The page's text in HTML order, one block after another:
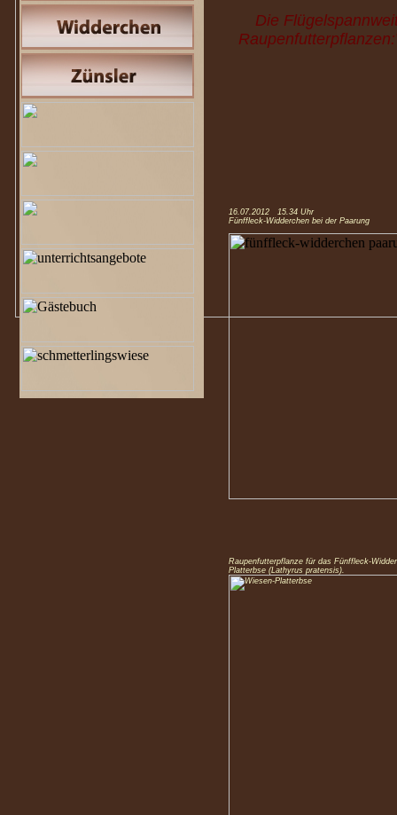
Die
16.07.2012 15.34 Uhr
Fünffleck-Widderchen bei der Paarung
Raupenfutterpflanze für das Fünffleck-
Platterbse (Lathyrus pratensis).